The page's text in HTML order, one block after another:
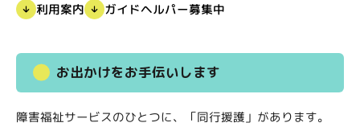
利用案内
ガイドヘルパー募集中
お出かけをお手伝いします
障害福祉サービスのひとつに、「同行援護」があります。